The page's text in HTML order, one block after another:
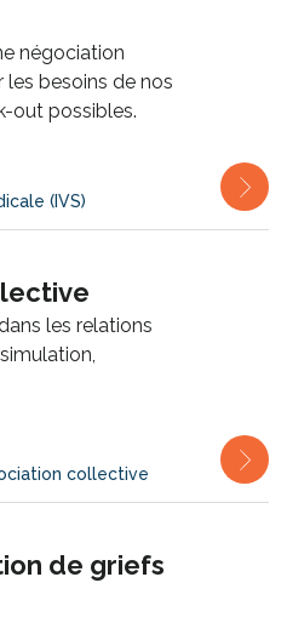
négociation
besoins de nos
out possibles.
(IVS)
les relations
collective
de griefs